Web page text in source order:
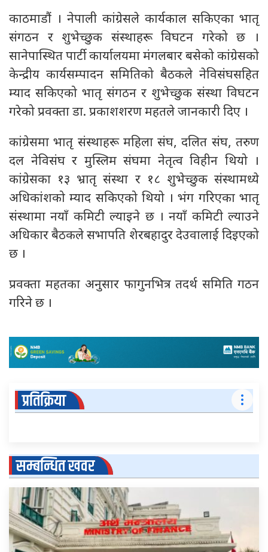
काठमाडौं । नेपाली कांग्रेसले कार्यकाल सकिएका भातृ
संगठन र शुभेच्छुक संस्थाहरू विघटन गरेको छ ।
सानेपास्थित पार्टी कार्यालयमा मंगलबार बसेको कांग्रेसको
केन्द्रीय कार्यसम्पादन समितिको बैठकले नेविसंघसहित
म्याद सकिएको भातृ संगठन र शुभेच्छुक संस्था विघटन
गरेको प्रवक्ता डा. प्रकाशशरण महतले जानकारी दिए ।
कांग्रेसमा भातृ संस्थाहरू महिला संघ, दलित संघ, तरुण
दल नेविसंघ र मुस्लिम संघमा नेतृत्व विहीन थियो ।
कांग्रेसका १३ भ्रातृ संस्था र १८ शुभेच्छुक संस्थामध्ये
अधिकांशको म्याद सकिएको थियो । भंग गरिएका भातृ
संस्थामा नयाँ कमिटी ल्याइने छ । नयाँ कमिटी ल्याउने
अधिकार बैठकले सभापति शेरबहादुर देउवालाई दिइएको
छ ।
प्रवक्ता महतका अनुसार फागुनभित्र तदर्थ समिति गठन
गरिने छ ।
प्रतिक्रिया
सम्बन्धित खवर